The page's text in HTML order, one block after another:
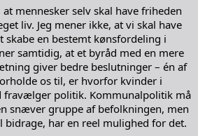
mennesker selv skal have friheden
liv. Jeg mener ikke, at vi skal have
skabe en bestemt kønsfordeling i
samtidig, at et byråd med en mere
giver bedre beslutninger – én af
os til, er hvorfor kvinder i
fravælger politik. Kommunalpolitik må
snæver gruppe af befolkningen, men
bidrage, har en reel mulighed for det.